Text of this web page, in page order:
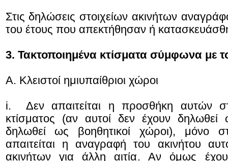
Στις δηλώσεις στοιχείων ακινήτων
του έτους που απεκτήθησαν ή
3. Τακτοποιημένα κτίσματα σύμφωνα με
Α. Κλειστοί ημιυπαίθριοι χώροι
i. Δεν απαιτείται η προσθήκη αυτών
κτίσματος (αν αυτοί δεν έχουν
δηλωθεί ως βοηθητικοί χώροι), μόνο
απαιτείται η αναγραφή του ακινήτου
ακινήτων για άλλη αιτία. Αν όμως